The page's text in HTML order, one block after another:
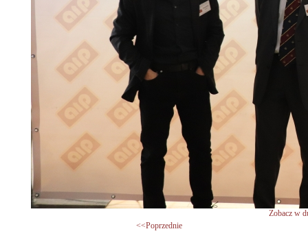
Zobacz w
<<Poprzednie